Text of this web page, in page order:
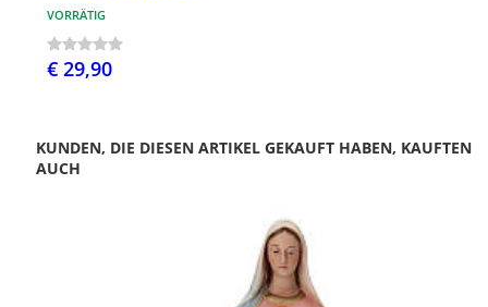
VORRÄTIG
€ 29,90
KUNDEN, DIE DIESEN ARTIKEL GEKAUFT HABEN, KAUFTEN
AUCH